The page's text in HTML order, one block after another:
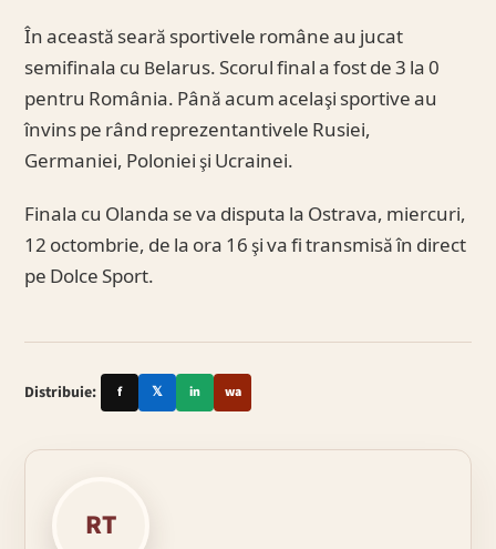
În această seară sportivele române au jucat
semifinala cu Belarus. Scorul final a fost de 3 la 0
pentru România. Până acum acelaşi sportive au
învins pe rând reprezentantivele Rusiei,
Germaniei, Poloniei şi Ucrainei.
Finala cu Olanda se va disputa la Ostrava, miercuri,
12 octombrie, de la ora 16 şi va fi transmisă în direct
pe Dolce Sport.
Distribuie: f 𝕏 in wa
RT